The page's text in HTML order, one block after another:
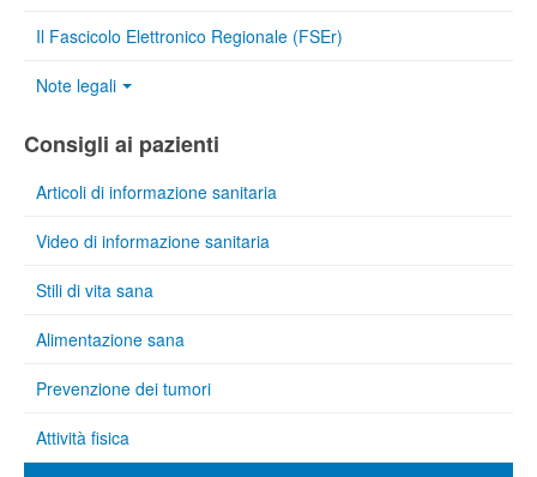
Il Fascicolo Elettronico Regionale (FSEr)
Note legali
Consigli ai pazienti
Articoli di informazione sanitaria
Video di informazione sanitaria
Stili di vita sana
Alimentazione sana
Prevenzione dei tumori
Attività fisica